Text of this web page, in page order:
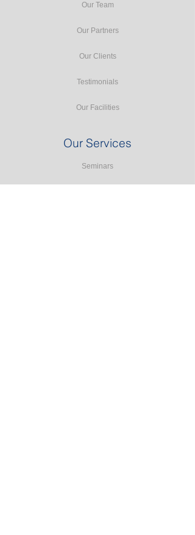
Our Team
Our Partners
Our Clients
Testimonials
Our Facilities
Our Services
Seminars